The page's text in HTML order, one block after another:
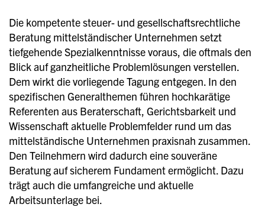
Die kompetente steuer- und gesellschaftsrechtliche
Beratung mittelständischer Unternehmen setzt
tiefgehende Spezialkenntnisse voraus, die oftmals den
Blick auf ganzheitliche Problemlösungen verstellen.
Dem wirkt die vorliegende Tagung entgegen. In den
spezifischen Generalthemen führen hochkarätige
Referenten aus Beraterschaft, Gerichtsbarkeit und
Wissenschaft aktuelle Problemfelder rund um das
mittelständische Unternehmen praxisnah zusammen.
Den Teilnehmern wird dadurch eine souveräne
Beratung auf sicherem Fundament ermöglicht. Dazu
trägt auch die umfangreiche und aktuelle
Arbeitsunterlage bei.